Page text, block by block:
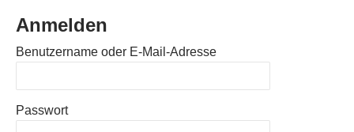
Anmelden
Benutzername oder E-Mail-Adresse
Passwort